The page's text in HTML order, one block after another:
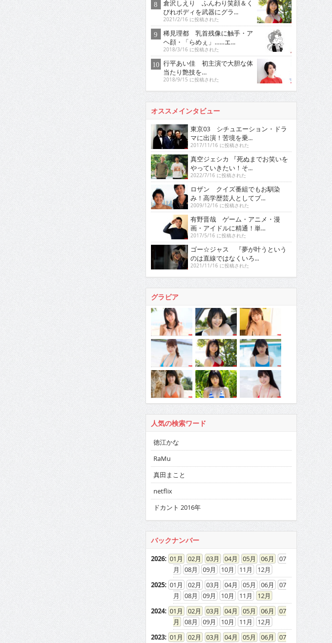
倉沢しえり ふんわり笑顔＆く
びれボディを武器にグラ...
2021/2/16 に投稿された
稀見理都 乳首残像に触手・ア
ヘ顔・「らめぇ」……エ...
2018/3/16 に投稿された
行平あい佳 初主演で大胆な体
当たり艶技を…
2018/9/15 に投稿された
オススメインタビュー
東京03 シチュエーション・ドラ
マに出演！苦境を乗...
2017/11/16 に投稿された
真空ジェシカ 『死ぬまでお笑いを
やっていきたい！そ...
2022/7/16 に投稿された
ロザン クイズ番組でもお馴染
み！高学歴芸人としてブ...
2009/12/16 に投稿された
有野晋哉 ゲーム・アニメ・漫
画・アイドルに精通！単...
2017/5/16 に投稿された
ゴー☆ジャス 『夢が叶うという
のは直線ではなくいろ...
2021/11/16 に投稿された
グラビア
人気の検索ワード
徳江かな
RaMu
真田まこと
netflix
ドカント 2016年
バックナンバー
2026: 01 02 03 04 05 06
07
08
09 10 11
12
2025: 01 02 03 04 05 06
07
08
09 10 11
12
2024: 01 02 03 04 05 06
07
08
09 10 11
12
2023: 01 02 03 04 05 06
07